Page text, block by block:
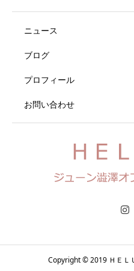
ニュース
ブログ
プロフィール
お問い合わせ
Copyright © 2019 ＨＥＬ